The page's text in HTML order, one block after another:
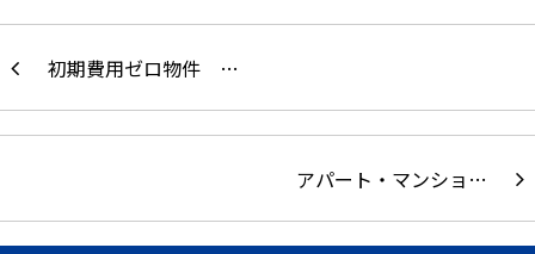
初期費用ゼロ物件 …
アパート・マンショ…